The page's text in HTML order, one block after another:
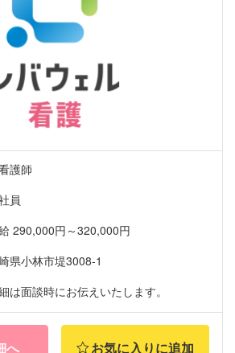
護師
員
290,000円～320,000円
県小林市堤3008-1
は面談時にお伝えいたします。
へ お気に入りに追加